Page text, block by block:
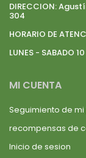
DIRECCION:
304
HORARIO DE
LUNES - SABADO
MI CUENTA
Seguimiento de
recompensas de
Inicio de sesion